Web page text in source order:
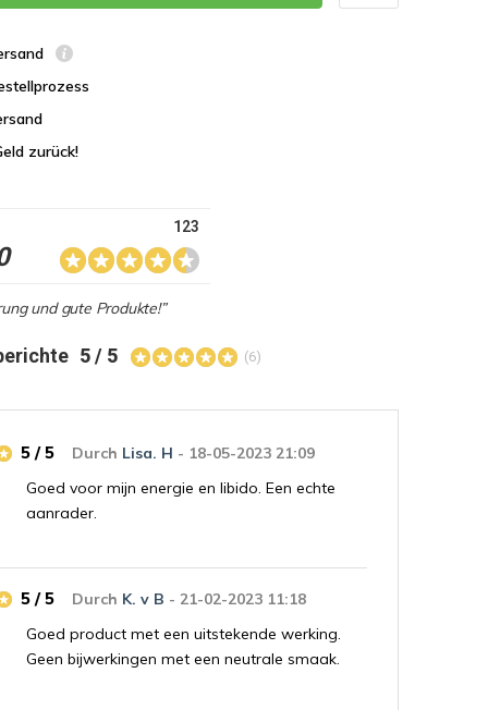
zurück!
123
und gute Produkte!”
5 / 5 (6)
Durch Lisa. H - 18-05-2023 21:09
5 / 5
Goed voor mijn energie en libido. Een echte
aanrader.
Durch K. v B - 21-02-2023 11:18
5 / 5
Goed product met een uitstekende werking.
Geen bijwerkingen met een neutrale smaak.